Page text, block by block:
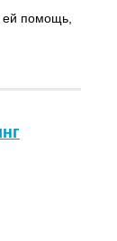
ей помощь,